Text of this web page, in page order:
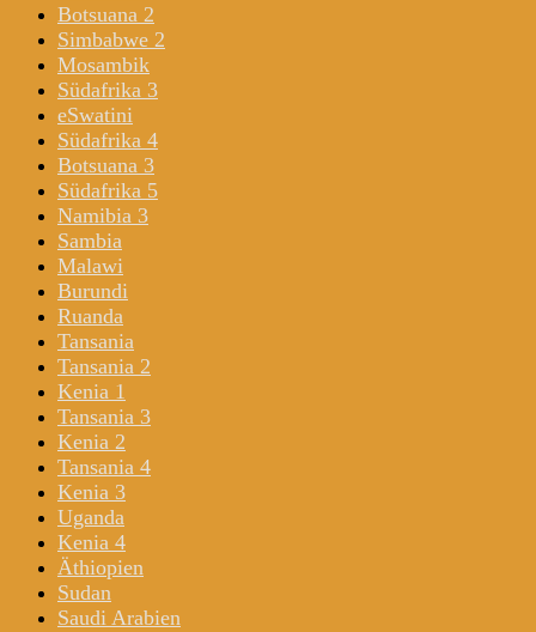
Botsuana 2
Simbabwe 2
Mosambik
Südafrika 3
eSwatini
Südafrika 4
Botsuana 3
Südafrika 5
Namibia 3
Sambia
Malawi
Burundi
Ruanda
Tansania
Tansania 2
Kenia 1
Tansania 3
Kenia 2
Tansania 4
Kenia 3
Uganda
Kenia 4
Äthiopien
Sudan
Saudi Arabien